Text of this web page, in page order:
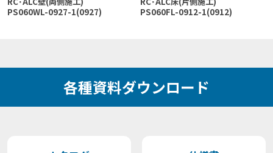
PS060WL-0927-1(0927)
PS060FL-0912-1(0912)
各種資料ダウンロード